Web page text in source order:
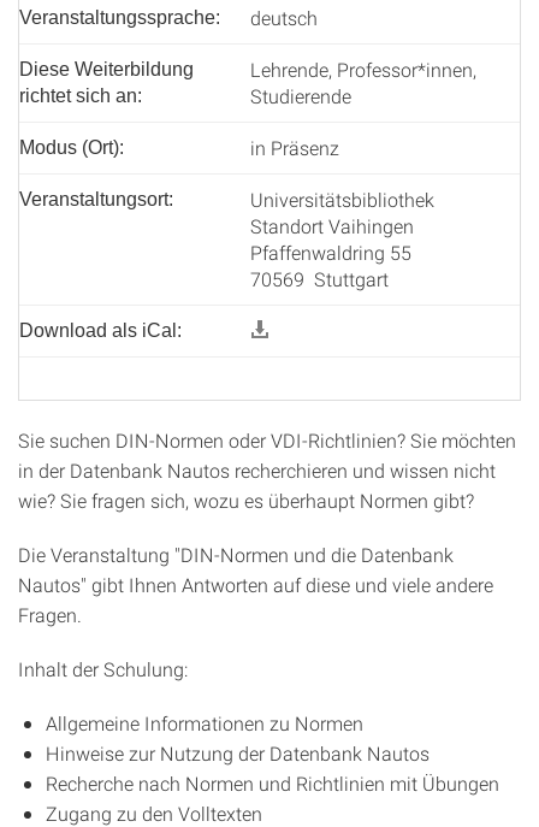
Veranstaltungssprache: deutsch
Diese Weiterbildung
richtet sich an:
Lehrende, Professor*innen,
Studierende
Modus (Ort): in Präsenz
Veranstaltungsort:
Universitätsbibliothek
Standort Vaihingen
Pfaffenwaldring 55
70569 Stuttgart
Download als iCal:
Sie suchen DIN-Normen oder VDI-Richtlinien? Sie möchten
in der Datenbank Nautos recherchieren und wissen nicht
wie? Sie fragen sich, wozu es überhaupt Normen gibt?
Die Veranstaltung "DIN-Normen und die Datenbank
Nautos" gibt Ihnen Antworten auf diese und viele andere
Fragen.
Inhalt der Schulung:
Allgemeine Informationen zu Normen
Hinweise zur Nutzung der Datenbank Nautos
Recherche nach Normen und Richtlinien mit Übungen
Zugang zu den Volltexten